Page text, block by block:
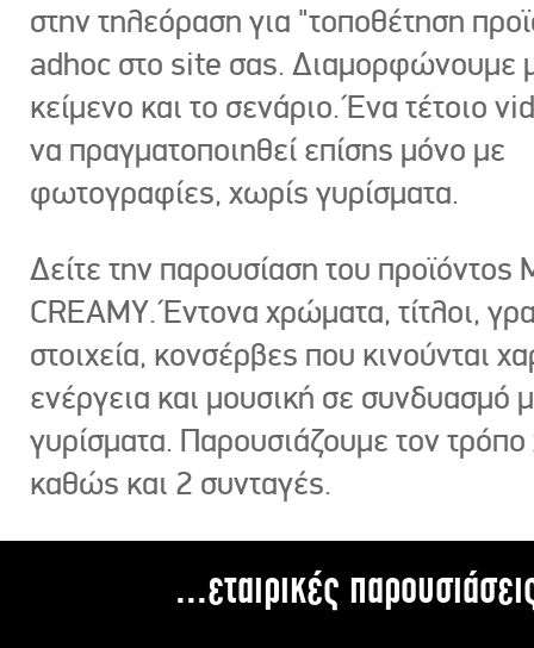
στην τηλεόραση για "τοποθέτηση
adhoc στο site σας. Διαμορφώνουμε
κείμενο και το σενάριο. Ένα τέτοιο
να πραγματοποιηθεί επίσης μόνο με
φωτογραφίες, χωρίς γυρίσματα.
Δείτε την παρουσίαση του προϊόντος
CREAMY. Έντονα χρώματα, τίτλοι,
στοιχεία, κονσέρβες που κινούνται
ενέργεια και μουσική σε συνδυασμό
γυρίσματα. Παρουσιάζουμε τον
καθώς και 2 συνταγές.
...εταιρικές